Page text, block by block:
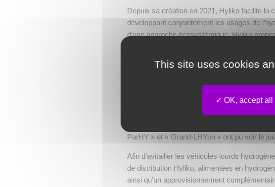
Depuis sa création en 2021, Hyliko facilite la
développant conjointement les usages de
d’une approche écosystémique. Hyliko
de distribution et d’usages d’hydrogène
développement de la filière ainsi qu’à la
l’ADEME. C’est en réunissant les intérêts
ParHY » et « Grand-LHYon » ont pu voir le
Afin d’avitailler les véhicules lourds
de distribution Hyliko, alimentées en
ainsi qu’un approvisionnement
This site uses cookies
OK, accept all